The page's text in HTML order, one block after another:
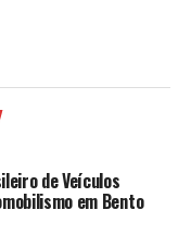
de Veículos
em Bento